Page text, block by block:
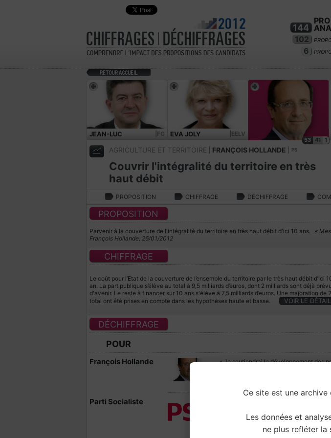
144
102
6
JEAN-LUC
MÉLENCHON
|FG EVA JOLY |EELV
53 41 1
AGRICULTURE ET TERRITOIRE FRANÇOIS HOLLANDE PS
Couvrir l'intégralité du territoire en très
haut débit
PROPOSITION CHIFFRAGE DÉCHIFFRAGE
PROPOSITION
Parvenir à la couverture de l'intégralité du territoire en très haut débit d'ici 10 ans. «
François Hollande, 26/01/2012
CHIFFRAGE
Le coût pour l’Etat de la couverture de l’ensemble du territoire par le très haut débit d’ici
an. La part publique s’élève au total à 9,5 milliards d’euros, dont 2 milliards sont déjà
d'avenir. Le reste à financer sur 10 ans s'élève à 7,5 milliards d’euros. Une majoration de
total ont été prises en compte dans les hypothèses haute et basse.
VOIR LE
DÉCHIFFRAGE
POUR
François Hollande
« Je soutiendrai le développement des
Parti Socialiste
pour tous, quel que soit le territoire. […]
« France Très Haut Débit », responsable
caractère public sera garanti même si
Ce site est une
Les données et
ne plus refléter la